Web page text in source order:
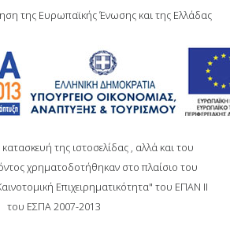
της Ευρωπαϊκής Ένωσης και της Ελλάδας
της ιστοσελίδας , αλλά και του
χρηματοδοτήθηκαν στο πλαίσιο του
Επιχειρηματικότητα" του ΕΠΑΝ ΙΙ
του ΕΣΠΑ 2007-2013